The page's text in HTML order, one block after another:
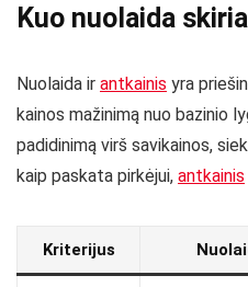
Kuo nuolaida
Nuolaida ir antkainis yra
kainos mažinimą nuo bazinio
padidinimą virš savikainos,
kaip paskata pirkėjui, antkainis
Kriterijus